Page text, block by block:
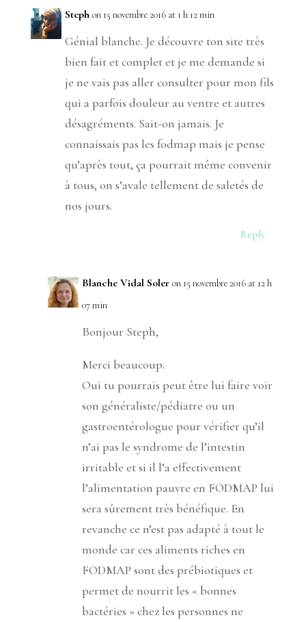
Steph on 15 novembre 2016 at 1 h 12 min
Génial blanche. Je découvre ton site très
bien fait et complet et je me demande si
je ne vais pas aller consulter pour mon fils
qui a parfois douleur au ventre et autres
désagréments. Sait-on jamais. Je
connaissais pas les fodmap mais je pense
qu’après tout, ça pourrait même convenir
à tous, on s’avale tellement de saletés de
nos jours.
Reply
Blanche Vidal Soler on 15 novembre 2016 at 12 h
07 min
Bonjour Steph,
Merci beaucoup.
Oui tu pourrais peut être lui faire voir
son généraliste/pédiatre ou un
gastroentérologue pour vérifier qu’il
n’ai pas le syndrome de l’intestin
irritable et si il l’a effectivement
l’alimentation pauvre en FODMAP lui
sera sûrement très bénéfique. En
revanche ce n’est pas adapté à tout le
monde car ces aliments riches en
FODMAP sont des prébiotiques et
permet de nourrit les « bonnes
bactéries » chez les personnes ne